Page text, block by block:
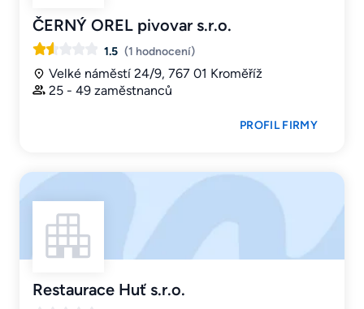
ČERNÝ OREL pivovar s.r.o.
1.5 (1 hodnocení)
Velké náměstí 24/9, 767 01 Kroměříž
25 - 49 zaměstnanců
PROFIL FIRMY
Restaurace Huť s.r.o.